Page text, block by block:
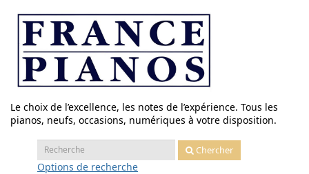
contenu
Le choix de l’excellence, les notes de l’expérience. Tous les
pianos, neufs, occasions, numériques à votre disposition.
Recherche
:
Chercher
Options de recherche